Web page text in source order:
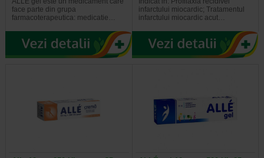
face parte din grupa
farmacoterapeutica: medicatie…
infarctului miocardic; Tratamentul
infarctului miocardic acut…